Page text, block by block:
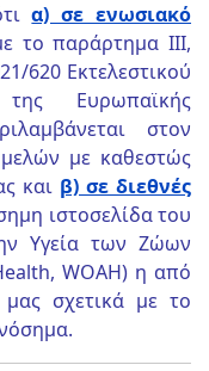
α) σε ενωσιακό
το παράρτημα ΙΙΙ,
620 Εκτελεστικού
Ευρωπαϊκής
στον
με καθεστώς
και β) σε διεθνές
ιστοσελίδα του
Υγεία των Ζώων
WOAH) η από
σχετικά με το